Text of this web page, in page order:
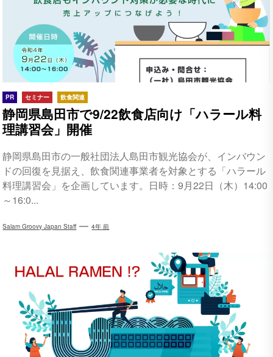
PR セミナー 飲食関連
静岡県島田市で9/22飲食店向け「ハラール料
理講習会」開催
静岡県島田市の一般社団法人島田市観光協会が、インバウン
ドの回復を見据え、飲食関連事業者を対象とする「ハラール
料理講習会」を企画しています。日時：9月22日（木）14:00
～16:0...
Salam Groovy Japan Staff 4年 前